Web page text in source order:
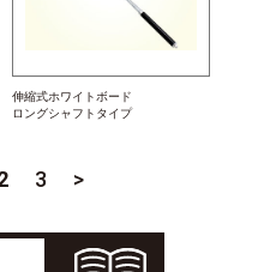
伸縮式ホワイトボード
ロングシャフトタイプ
3 >